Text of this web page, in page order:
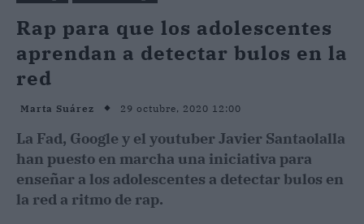
Rap para que los adolescentes
aprendan a detectar bulos en la
red
Marta Suárez 29 octubre, 2020 12:00
La Fad, Google y el youtuber Javier Santaolalla
han puesto en marcha una iniciativa para
enseñar a los adolescentes a detectar bulos en
la red a ritmo de rap.